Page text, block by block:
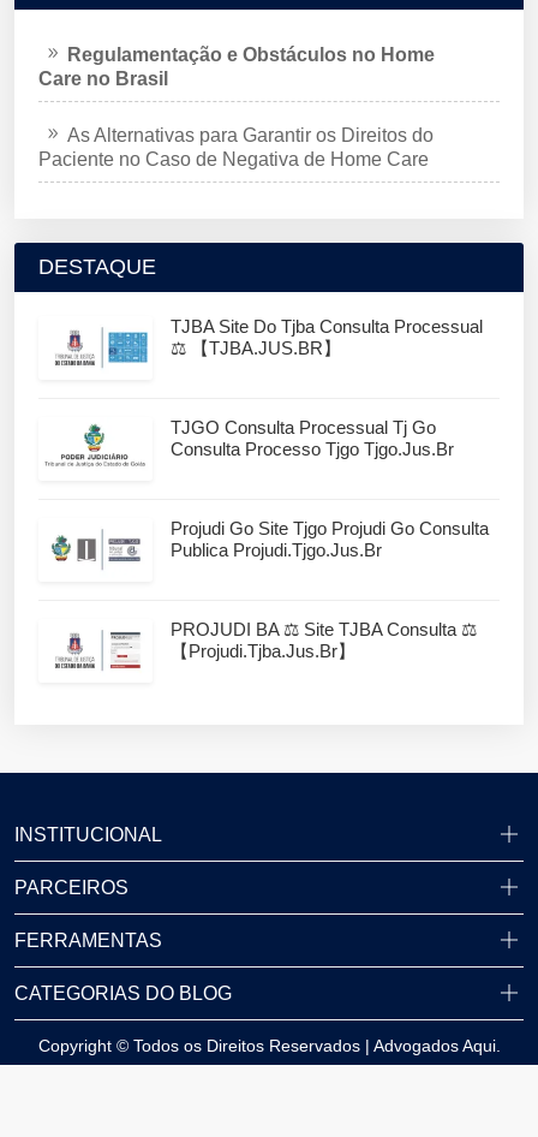
Regulamentação e Obstáculos no Home
Care no Brasil
As Alternativas para Garantir os Direitos do
Paciente no Caso de Negativa de Home Care
DESTAQUE
TJBA Site Do Tjba Consulta Processual
⚖️ 【TJBA.JUS.BR】
TJGO Consulta Processual Tj Go
Consulta Processo Tjgo Tjgo.jus.br
Projudi Go Site Tjgo Projudi Go Consulta
Publica Projudi.tjgo.jus.br
PROJUDI BA ⚖️ Site TJBA Consulta ⚖️
【projudi.tjba.jus.br】
INSTITUCIONAL
PARCEIROS
FERRAMENTAS
CATEGORIAS DO BLOG
Copyright © Todos os Direitos Reservados | Advogados Aqui.